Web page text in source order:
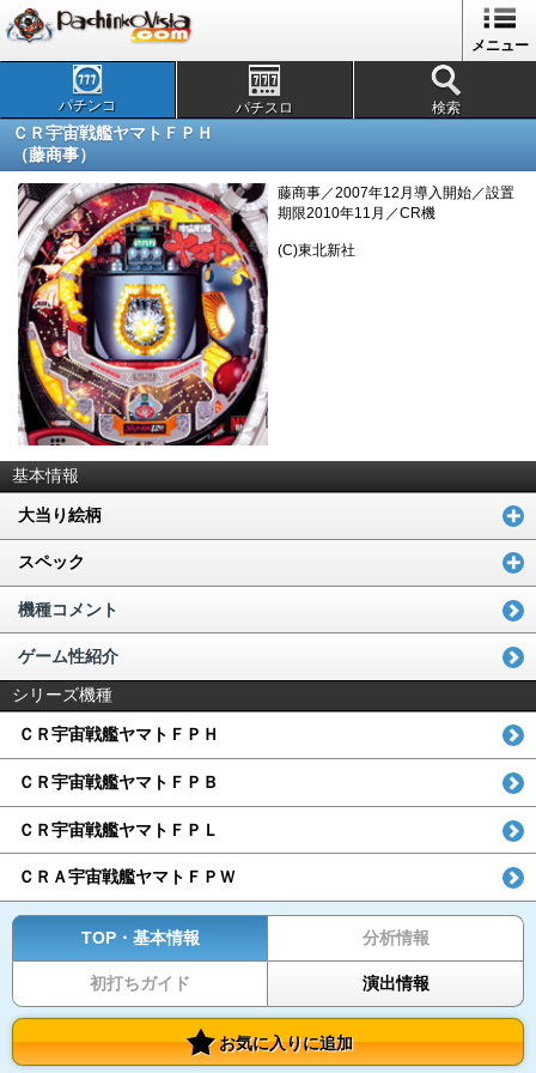
メニュー
パチンコ パチスロ 検索
ＣＲ宇宙戦艦ヤマトＦＰＨ
（藤商事）
藤商事／2007年12月導入開始／設置
期限2010年11月／CR機
(C)東北新社
基本情報
大当り絵柄
スペック
機種コメント
ゲーム性紹介
シリーズ機種
ＣＲ宇宙戦艦ヤマトＦＰＨ
ＣＲ宇宙戦艦ヤマトＦＰＢ
ＣＲ宇宙戦艦ヤマトＦＰＬ
ＣＲＡ宇宙戦艦ヤマトＦＰＷ
TOP・基本情報 分析情報
初打ちガイド 演出情報
お気に入りに追加